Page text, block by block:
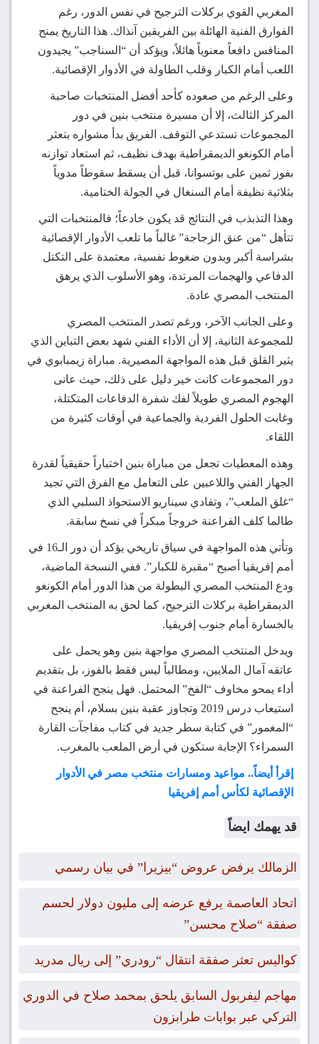
المغربي القوي بركلات الترجيح في نفس الدور، رغم
الفوارق الفنية الهائلة بين الفريقين آنذاك. هذا التاريخ يمنح
المنافس دافعاً معنوياً هائلاً، ويؤكد أن “السناجب” يجيدون
اللعب أمام الكبار وقلب الطاولة في الأدوار الإقصائية.
وعلى الرغم من صعوده كأحد أفضل المنتخبات صاحبة
المركز الثالث، إلا أن مسيرة منتخب بنين في دور
المجموعات تستدعي التوقف. الفريق بدأ مشواره بتعثر
أمام الكونغو الديمقراطية بهدف نظيف، ثم استعاد توازنه
بفوز ثمين على بوتسوانا، قبل أن يسقط سقوطاً مدوياً
بثلاثية نظيفة أمام السنغال في الجولة الختامية.
وهذا التذبذب في النتائج قد يكون خادعاً؛ فالمنتخبات التي
تتأهل “من عنق الزجاجة” غالباً ما تلعب الأدوار الإقصائية
بشراسة أكبر وبدون ضغوط نفسية، معتمدة على التكتل
الدفاعي والهجمات المرتدة، وهو الأسلوب الذي يرهق
المنتخب المصري عادة.
وعلى الجانب الآخر، ورغم تصدر المنتخب المصري
للمجموعة الثانية، إلا أن الأداء الفني شهد بعض التباين الذي
يثير القلق قبل هذه المواجهة المصيرية. مباراة زيمبابوي في
دور المجموعات كانت خير دليل على ذلك، حيث عانى
الهجوم المصري طويلاً لفك شفرة الدفاعات المتكتلة،
وغابت الحلول الفردية والجماعية في أوقات كثيرة من
اللقاء.
وهذه المعطيات تجعل من مباراة بنين اختباراً حقيقياً لقدرة
الجهاز الفني واللاعبين على التعامل مع الفرق التي تجيد
“غلق الملعب”، وتفادي سيناريو الاستحواذ السلبي الذي
طالما كلف الفراعنة خروجاً مبكراً في نسخ سابقة.
وتأتي هذه المواجهة في سياق تاريخي يؤكد أن دور الـ16 في
أمم إفريقيا أصبح “مقبرة للكبار”. ففي النسخة الماضية،
ودع المنتخب المصري البطولة من هذا الدور أمام الكونغو
الديمقراطية بركلات الترجيح، كما لحق به المنتخب المغربي
بالخسارة أمام جنوب إفريقيا.
ويدخل المنتخب المصري مواجهة بنين وهو يحمل على
عاتقه آمال الملايين، ومطالباً ليس فقط بالفوز، بل بتقديم
أداء يمحو مخاوف “الفخ” المحتمل. فهل ينجح الفراعنة في
استيعاب درس 2019 وتجاوز عقبة بنين بسلام، أم ينجح
“المغمور” في كتابة سطر جديد في كتاب مفاجآت القارة
السمراء؟ الإجابة ستكون في أرض الملعب بالمغرب.
إقرأ أيضاً.. مواعيد ومسارات منتخب مصر في الأدوار
الإقصائية لكأس أمم إفريقيا
قد يهمك ايضاً
الزمالك يرفض عروض “بيزيرا” في بيان رسمي
اتحاد العاصمة يرفع عرضه إلى مليون دولار لحسم
صفقة “صلاح محسن”
كواليس تعثر صفقة انتقال “رودري” إلى ريال مدريد
مهاجم ليفربول السابق يلحق بمحمد صلاح في الدوري
التركي عبر بوابات طرابزون